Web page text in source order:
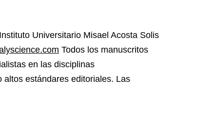
Universitario Misael Acosta Solis
Todos los manuscritos
en las disciplinas
estándares editoriales. Las